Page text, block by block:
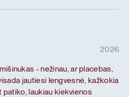
2026
- nežinau, ar placebas,
jautiesi lengvesnė, kažkokia
patiko, laukiau kiekvienos